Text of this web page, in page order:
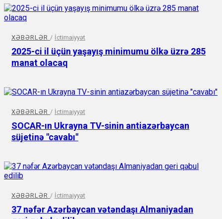
XƏBƏRLƏR / İctimaiyyət
2025-ci il üçün yaşayış minimumu ölkə üzrə 285
manat olacaq
XƏBƏRLƏR / İctimaiyyət
SOCAR-ın Ukrayna TV-sinin antiazərbaycan
süjetinə "cavabı"
XƏBƏRLƏR / İctimaiyyət
37 nəfər Azərbaycan vətəndaşı Almaniyadan